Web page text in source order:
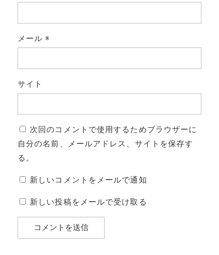
メール※
サイト
次回のコメントで使用するためブラウザーに
自分の名前、メールアドレス、サイトを保存す
る。
新しいコメントをメールで通知
新しい投稿をメールで受け取る